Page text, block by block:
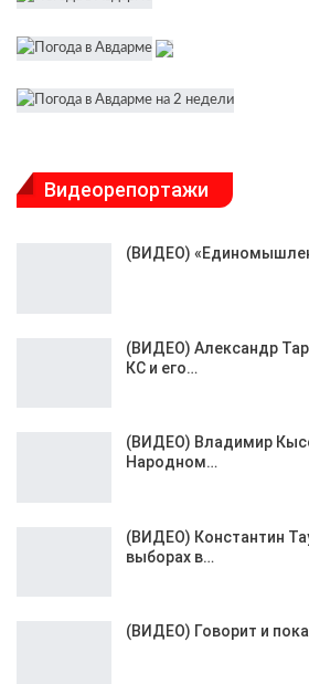
Видеорепортажи
(ВИДЕО)
(ВИДЕО) Александр
КС и его…
(ВИДЕО) Владимир
Народном…
(ВИДЕО) Константин
выборах в…
(ВИДЕО) Говорит и